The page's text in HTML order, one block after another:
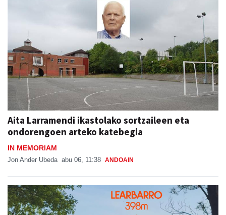
Aita Larramendi ikastolako sortzaileen eta
ondorengoen arteko katebegia
IN MEMORIAM
Jon Ander Ubeda abu 06, 11:38 ANDOAIN